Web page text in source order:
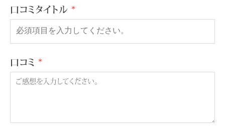
口コミタイトル
口コミ